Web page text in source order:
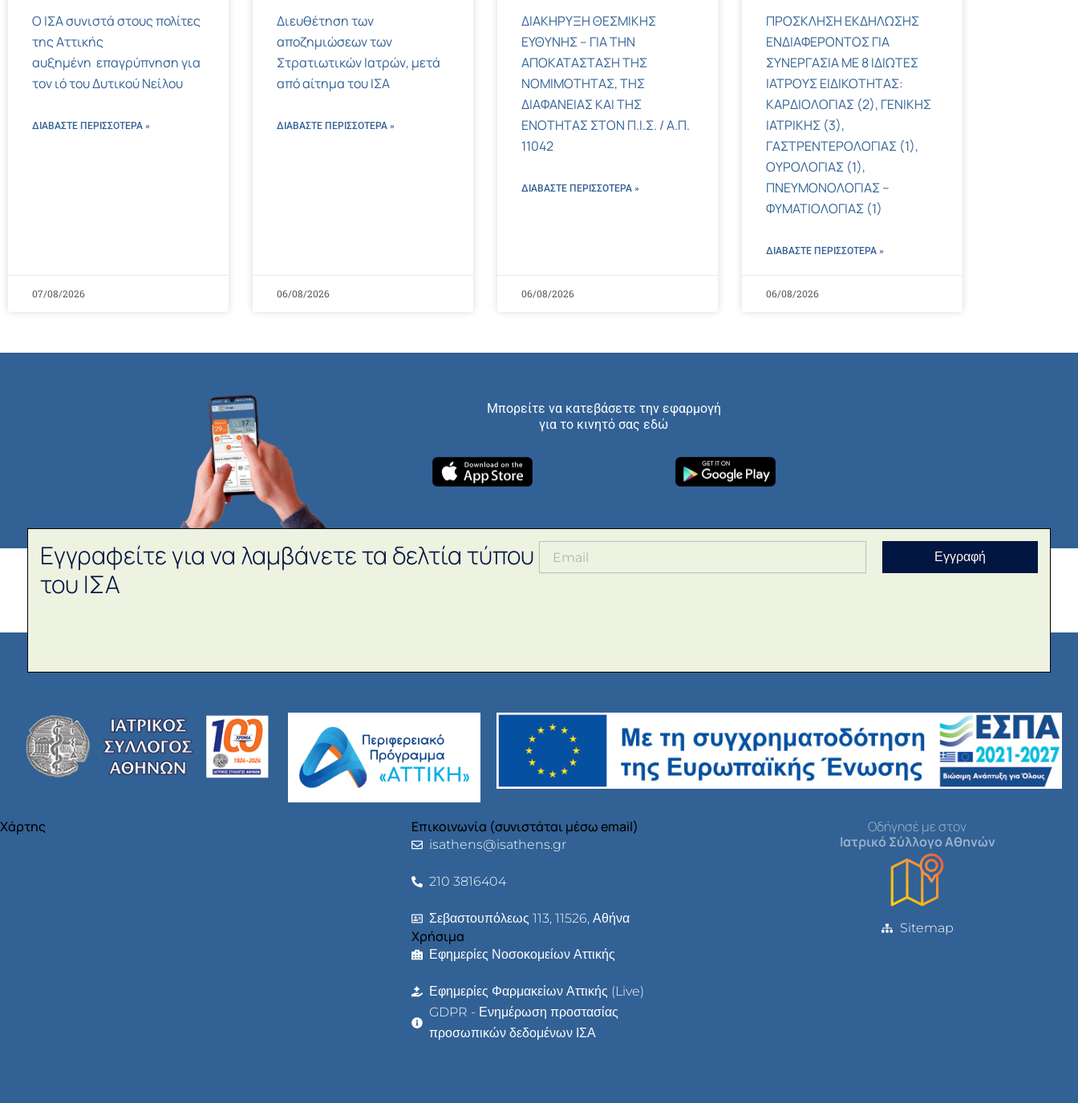
Ο ΙΣΑ συνιστά στους πολίτες
της Αττικής
αυξημένη επαγρύπνηση για
τον ιό του Δυτικού Νείλου
ΔΙΑΒΑΣΤΕ ΠΕΡΙΣΣΌΤΕΡΑ »
07/08/2026
Διευθέτηση των
αποζημιώσεων των
Στρατιωτικών Ιατρών, μετά
από αίτημα του ΙΣΑ
ΔΙΑΒΑΣΤΕ ΠΕΡΙΣΣΌΤΕΡΑ »
06/08/2026
ΔΙΑΚΗΡΥΞΗ ΘΕΣΜΙΚΗΣ
ΕΥΘΥΝΗΣ – ΓΙΑ ΤΗΝ
ΑΠΟΚΑΤΑΣΤΑΣΗ ΤΗΣ
ΝΟΜΙΜΟΤΗΤΑΣ, ΤΗΣ
ΔΙΑΦΑΝΕΙΑΣ ΚΑΙ ΤΗΣ
ΕΝΟΤΗΤΑΣ ΣΤΟΝ Π.Ι.Σ. / Α.Π.
11042
ΔΙΑΒΑΣΤΕ ΠΕΡΙΣΣΌΤΕΡΑ »
06/08/2026
ΠΡΟΣΚΛΗΣΗ ΕΚΔΗΛΩΣΗΣ
ΕΝΔΙΑΦΕΡΟΝΤΟΣ ΓΙΑ
ΣΥΝΕΡΓΑΣΙΑ ΜΕ 8 ΙΔΙΩΤΕΣ
ΙΑΤΡΟΥΣ ΕΙΔΙΚΟΤΗΤΑΣ:
ΚΑΡΔΙΟΛΟΓΙΑΣ (2), ΓΕΝΙΚΗΣ
ΙΑΤΡΙΚΗΣ (3),
ΓΑΣΤΡΕΝΤΕΡΟΛΟΓΙΑΣ (1),
ΟΥΡΟΛΟΓΙΑΣ (1),
ΠΝΕΥΜΟΝΟΛΟΓΙΑΣ –
ΦΥΜΑΤΙΟΛΟΓΙΑΣ (1)
ΔΙΑΒΑΣΤΕ ΠΕΡΙΣΣΌΤΕΡΑ »
06/08/2026
Μπορείτε να κατεβάσετε την εφαρμογή
για το κινητό σας εδώ
Εγγραφείτε για να λαμβάνετε τα δελτία τύπου
του ΙΣΑ
Εγγραφή
Χάρτης Επικοινωνία (συνιστάται μέσω email)
isathens@isathens.gr
210 3816404
Σεβαστουπόλεως 113, 11526, Αθήνα
Χρήσιμα
Εφημερίες Νοσοκομείων Αττικής
Εφημερίες Φαρμακείων Αττικής (Live)
GDPR - Ενημέρωση προστασίας
προσωπικών δεδομένων ΙΣΑ
Οδήγησέ με στον
Ιατρικό Σύλλογο Αθηνών
Sitemap